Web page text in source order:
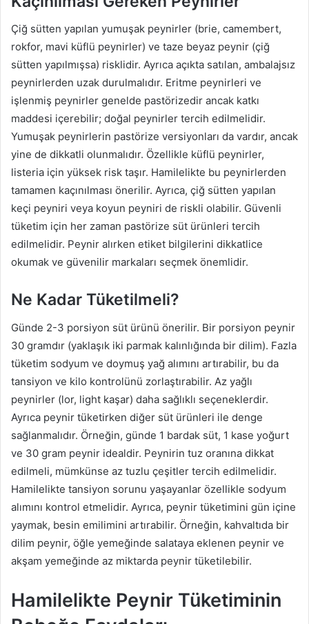
Çiğ sütten yapılan yumuşak peynirler (brie, camembert,
rokfor, mavi küflü peynirler) ve taze beyaz peynir (çiğ
sütten yapılmışsa) risklidir. Ayrıca açıkta satılan, ambalajsız
peynirlerden uzak durulmalıdır. Eritme peynirleri ve
işlenmiş peynirler genelde pastörizedir ancak katkı
maddesi içerebilir; doğal peynirler tercih edilmelidir.
Yumuşak peynirlerin pastörize versiyonları da vardır, ancak
yine de dikkatli olunmalıdır. Özellikle küflü peynirler,
listeria için yüksek risk taşır. Hamilelikte bu peynirlerden
tamamen kaçınılması önerilir. Ayrıca, çiğ sütten yapılan
keçi peyniri veya koyun peyniri de riskli olabilir. Güvenli
tüketim için her zaman pastörize süt ürünleri tercih
edilmelidir. Peynir alırken etiket bilgilerini dikkatlice
okumak ve güvenilir markaları seçmek önemlidir.
Ne Kadar Tüketilmeli?
Günde 2-3 porsiyon süt ürünü önerilir. Bir porsiyon peynir
30 gramdır (yaklaşık iki parmak kalınlığında bir dilim). Fazla
tüketim sodyum ve doymuş yağ alımını artırabilir, bu da
tansiyon ve kilo kontrolünü zorlaştırabilir. Az yağlı
peynirler (lor, light kaşar) daha sağlıklı seçeneklerdir.
Ayrıca peynir tüketirken diğer süt ürünleri ile denge
sağlanmalıdır. Örneğin, günde 1 bardak süt, 1 kase yoğurt
ve 30 gram peynir idealdir. Peynirin tuz oranına dikkat
edilmeli, mümkünse az tuzlu çeşitler tercih edilmelidir.
Hamilelikte tansiyon sorunu yaşayanlar özellikle sodyum
alımını kontrol etmelidir. Ayrıca, peynir tüketimini gün içine
yaymak, besin emilimini artırabilir. Örneğin, kahvaltıda bir
dilim peynir, öğle yemeğinde salataya eklenen peynir ve
akşam yemeğinde az miktarda peynir tüketilebilir.
Hamilelikte Peynir Tüketiminin